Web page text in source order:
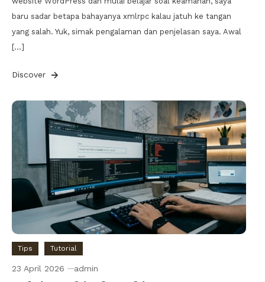
baru sadar betapa bahayanya xmlrpc kalau jatuh ke tangan
yang salah. Yuk, simak pengalaman dan penjelasan saya. Awal
[…]
Discover
Tips Tutorial
23 April 2026 admin